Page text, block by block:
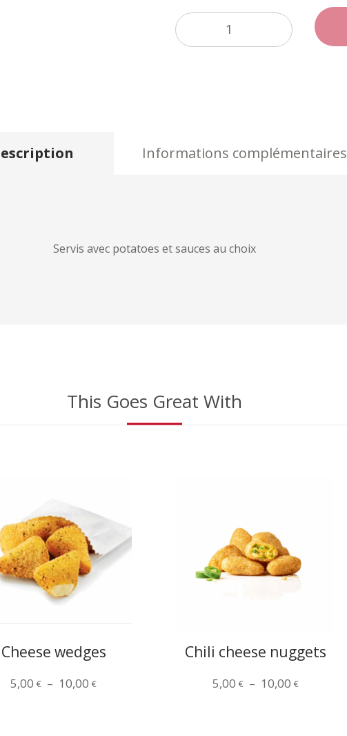
Informations complémentaires
Servis avec potatoes et sauces au choix
This Goes Great With
Cheese wedges
5,00€ – 10,00€Plage
Chili cheese nuggets
5,00 € – 10,00 €Plage